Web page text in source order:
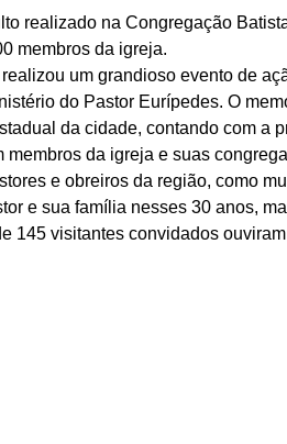
realizado na Congregação
membros da igreja.
um grandioso evento de
do Pastor Eurípedes. O
da cidade, contando com a
membros da igreja e suas
e obreiros da região, como
e sua família nesses 30 anos,
145 visitantes convidados